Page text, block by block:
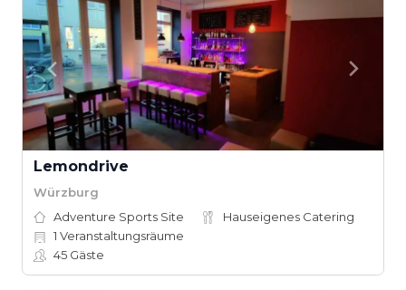
Lemondrive
Würzburg
Adventure Sports Site
Hauseigenes Catering
1 Veranstaltungsräume
45 Gäste